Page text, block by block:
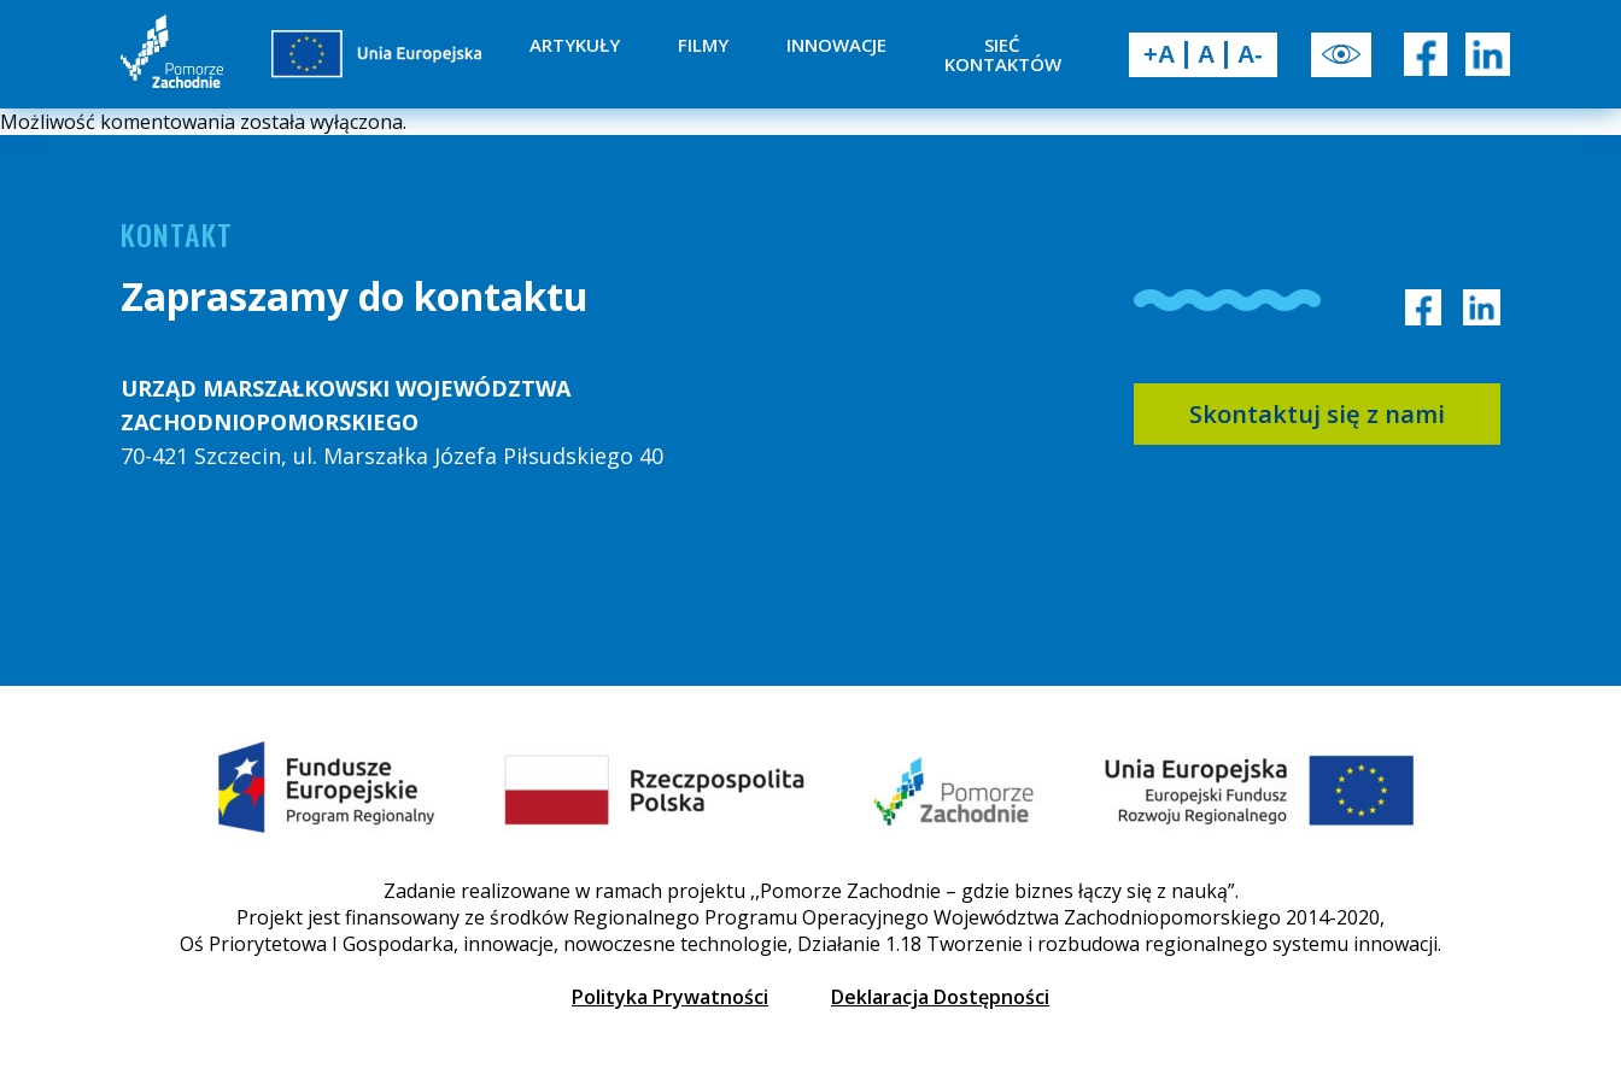
ARTYKUŁY FILMY INNOWACJE
SIEĆ
KONTAKTÓW
+A A A-
Możliwość komentowania została wyłączona.
KONTAKT
Zapraszamy do kontaktu
URZĄD MARSZAŁKOWSKI WOJEWÓDZTWA
ZACHODNIOPOMORSKIEGO
70-421 Szczecin, ul. Marszałka Józefa Piłsudskiego 40
Skontaktuj się z nami
Zadanie realizowane w ramach projektu ,,Pomorze Zachodnie – gdzie biznes łączy się z nauką”.
Projekt jest finansowany ze środków Regionalnego Programu Operacyjnego Województwa Zachodniopomorskiego 2014-2020,
Oś Priorytetowa I Gospodarka, innowacje, nowoczesne technologie, Działanie 1.18 Tworzenie i rozbudowa regionalnego systemu innowacji.
Polityka Prywatności
Deklaracja Dostępności